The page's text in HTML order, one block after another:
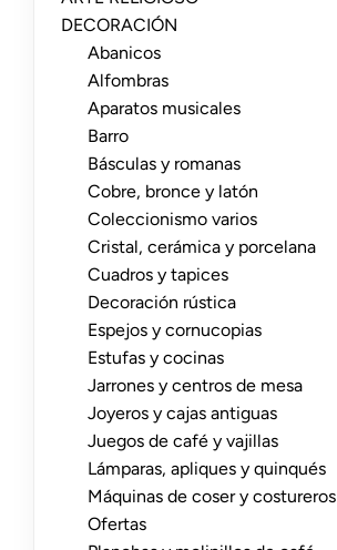
DECORACIÓN
Abanicos
Alfombras
Aparatos musicales
Barro
Básculas y romanas
Cobre, bronce y latón
Coleccionismo varios
Cristal, cerámica y porcelana
Cuadros y tapices
Decoración rústica
Espejos y cornucopias
Estufas y cocinas
Jarrones y centros de mesa
Joyeros y cajas antiguas
Juegos de café y vajillas
Lámparas, apliques y quinqués
Máquinas de coser y costureros
Ofertas